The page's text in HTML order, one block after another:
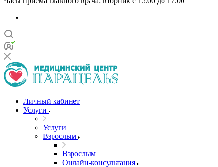
Личный кабинет
Услуги
Услуги
Взрослым
Взрослым
Онлайн-консультация